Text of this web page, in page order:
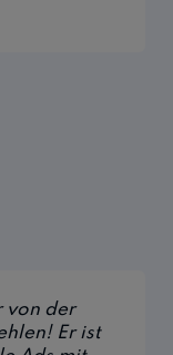
von der
Er ist